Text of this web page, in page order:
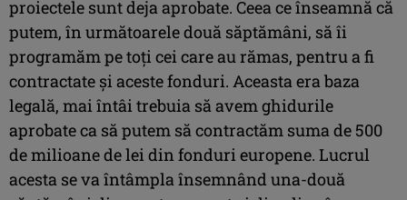
proiectele sunt deja aprobate. Ceea ce înseamnă că
putem, în următoarele două săptămâni, să îi
programăm pe toţi cei care au rămas, pentru a fi
contractate şi aceste fonduri. Aceasta era baza
legală, mai întâi trebuia să avem ghidurile
aprobate ca să putem să contractăm suma de 500
de milioane de lei din fonduri europene. Lucrul
acesta se va întâmpla însemnând una-două